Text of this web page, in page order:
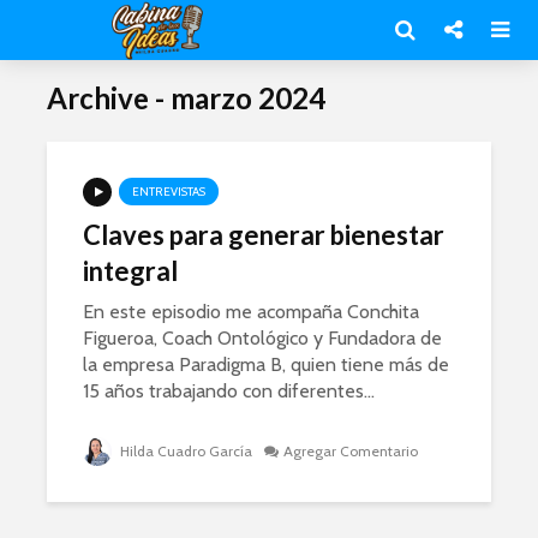
Archive - marzo 2024
ENTREVISTAS
Claves para generar bienestar
integral
En este episodio me acompaña Conchita
Figueroa, Coach Ontológico y Fundadora de
la empresa Paradigma B, quien tiene más de
15 años trabajando con diferentes...
Hilda Cuadro García Agregar Comentario